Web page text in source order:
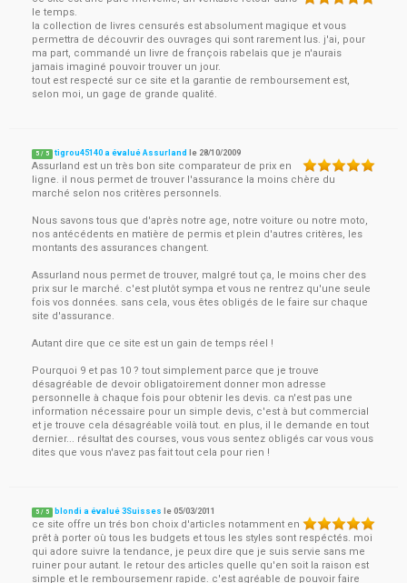
le temps.
la collection de livres censurés est absolument magique et vous
permettra de découvrir des ouvrages qui sont rarement lus. j'ai, pour
ma part, commandé un livre de françois rabelais que je n'aurais
jamais imaginé pouvoir trouver un jour.
tout est respecté sur ce site et la garantie de remboursement est,
selon moi, un gage de grande qualité.
5 / 5 tigrou45140 a évalué Assurland le 28/10/2009
Assurland est un très bon site comparateur de prix en
ligne. il nous permet de trouver l'assurance la moins chère du
marché selon nos critères personnels.
Nous savons tous que d'après notre age, notre voiture ou notre moto,
nos antécédents en matière de permis et plein d'autres critères, les
montants des assurances changent.
Assurland nous permet de trouver, malgré tout ça, le moins cher des
prix sur le marché. c'est plutôt sympa et vous ne rentrez qu'une seule
fois vos données. sans cela, vous êtes obligés de le faire sur chaque
site d'assurance.
Autant dire que ce site est un gain de temps réel !
Pourquoi 9 et pas 10 ? tout simplement parce que je trouve
désagréable de devoir obligatoirement donner mon adresse
personnelle à chaque fois pour obtenir les devis. ca n'est pas une
information nécessaire pour un simple devis, c'est à but commercial
et je trouve cela désagréable voilà tout. en plus, il le demande en tout
dernier... résultat des courses, vous vous sentez obligés car vous vous
dites que vous n'avez pas fait tout cela pour rien !
5 / 5 blondi a évalué 3Suisses le05/03/2011
ce site offre un trés bon choix d'articles notamment en
prêt à porter où tous les budgets et tous les styles sont respéctés. moi
qui adore suivre la tendance, je peux dire que je suis servie sans me
ruiner pour autant. le retour des articles quelle qu'en soit la raison est
simple et le remboursemenr rapide. c'est agréable de pouvoir faire